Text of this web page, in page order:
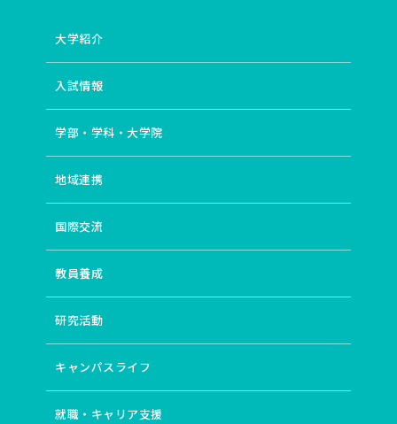
大学紹介
入試情報
学部・学科・大学院
地域連携
国際交流
教員養成
研究活動
キャンパスライフ
就職・キャリア支援